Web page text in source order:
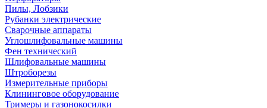
Пилы, Лобзики
Рубанки электрические
Сварочные аппараты
Углошлифовальные машины
Фен технический
Шлифовальные машины
Штроборезы
Измерительные приборы
Клининговое оборудование
Тримеры и газонокосилки